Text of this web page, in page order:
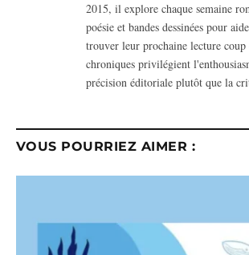
2015, il explore chaque semaine
poésie et bandes dessinées pour
trouver leur prochaine lecture
chroniques privilégient
précision éditoriale plutôt que la
VOUS POURRIEZ AIMER :